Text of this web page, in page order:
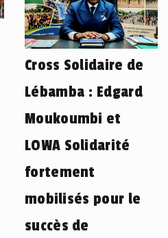
Cross Solidaire de
Lébamba : Edgard
Moukoumbi et
LOWA Solidarité
fortement
mobilisés pour le
succès de